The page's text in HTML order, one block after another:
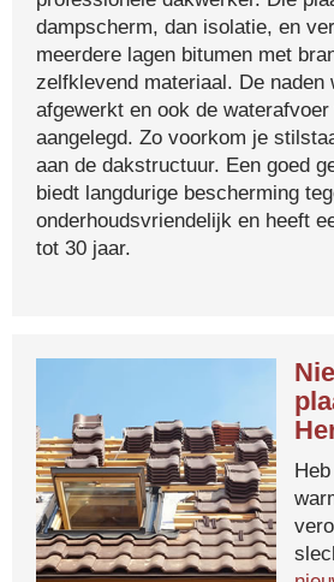
dampscherm, dan isolatie, en
meerdere lagen bitumen met
zelfklevend materiaal. De naden
afgewerkt en ook de
aangelegd. Zo voorkom je
aan de dakstructuur. Een goed
biedt langdurige bescherming
onderhoudsvriendelijk en heeft
tot 30 jaar.